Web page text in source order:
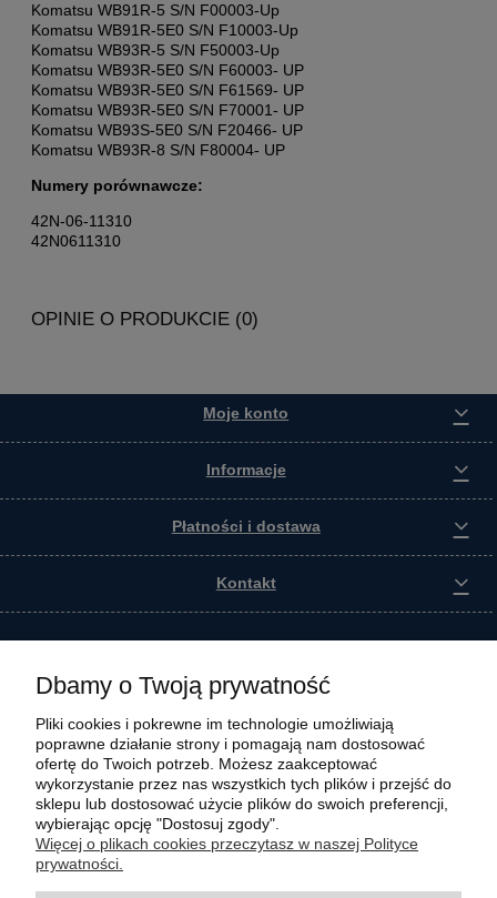
Komatsu WB91R-5 S/N F00003-Up
Komatsu WB91R-5E0 S/N F10003-Up
Komatsu WB93R-5 S/N F50003-Up
Komatsu WB93R-5E0 S/N F60003- UP
Komatsu WB93R-5E0 S/N F61569- UP
Komatsu WB93R-5E0 S/N F70001- UP
Komatsu WB93S-5E0 S/N F20466- UP
Komatsu WB93R-8 S/N F80004- UP
Numery porównawcze:
42N-06-11310
42N0611310
OPINIE O PRODUKCIE (0)
Moje konto
Informacje
Płatności i dostawa
Kontakt
Wszystkie materiały graficzne i zdjęciowe zamieszczone na stronie internetowej polmasz.pl
są prawnie chronione i stanowią własność intelektualną polmasz.pl. Jakiekolwiek
Dbamy o Twoją prywatność
Pliki cookies i pokrewne im technologie umożliwiają
poprawne działanie strony i pomagają nam dostosować
ofertę do Twoich potrzeb. Możesz zaakceptować
wykorzystanie przez nas wszystkich tych plików i przejść do
sklepu lub dostosować użycie plików do swoich preferencji,
wybierając opcję "Dostosuj zgody".
Więcej o plikach cookies przeczytasz w naszej Polityce
prywatności.